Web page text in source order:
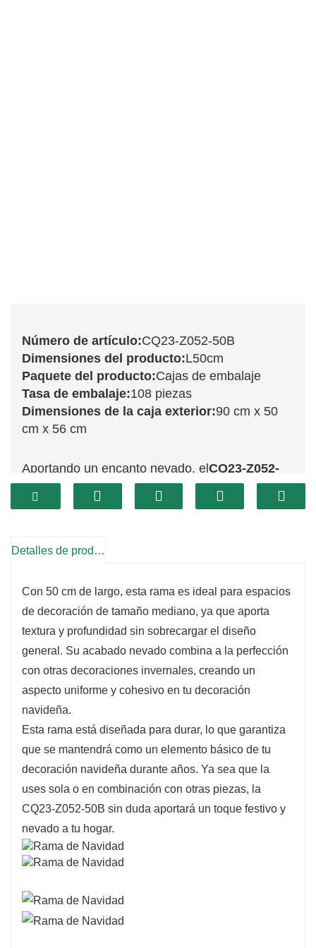
Número de artículo:CQ23-Z052-50B
Dimensiones del producto:L50cm
Paquete del producto:Cajas de embalaje
Tasa de embalaje:108 piezas
Dimensiones de la caja exterior:90 cm x 50
cm x 56 cm
Aportando un encanto nevado, elCQ23-Z052-
Esta rama es un complemento versátil para
tu decoración invernal. Su diseño nevado añade
lo que la hace perfecta para coronas, guirnaldas
nevado realza el atractivo visual de la rama,
ofreciendo un aspecto escarchado e invernal
que resulta elegante y festivo.
Detalles de producto
Con 50 cm de largo, esta rama es ideal para espacios
de decoración de tamaño mediano, ya que aporta
textura y profundidad sin sobrecargar el diseño
general. Su acabado nevado combina a la perfección
con otras decoraciones invernales, creando un
aspecto uniforme y cohesivo en tu decoración
navideña.
Esta rama está diseñada para durar, lo que garantiza
que se mantendrá como un elemento básico de tu
decoración navideña durante años. Ya sea que la
uses sola o en combinación con otras piezas, la
CQ23-Z052-50B sin duda aportará un toque festivo y
nevado a tu hogar.